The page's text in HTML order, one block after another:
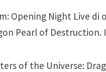
Opening Night Live
Pearl of
of the Universe: